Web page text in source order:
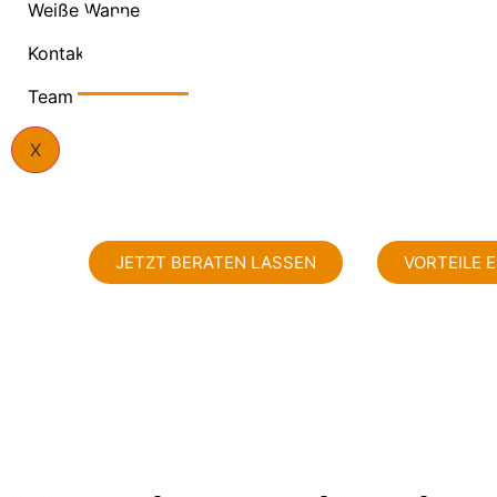
Weiße Wanne
Kontakt
Team
X
Hausbau
JETZT BERATEN LASSEN VORTEILE